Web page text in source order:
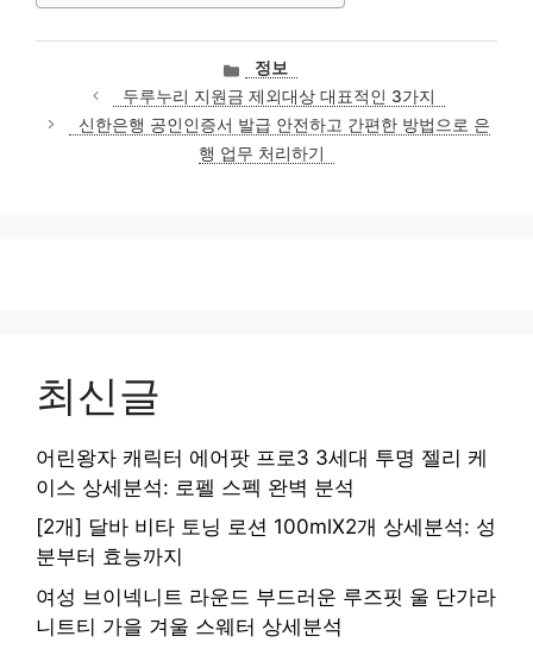
카
테
고
리
정보
두루누리 지원금 제외대상 대표적인 3가지
신한은행 공인인증서 발급 안전하고 간편한 방법으로 은
행 업무 처리하기
최신글
어린왕자 캐릭터 에어팟 프로3 3세대 투명 젤리 케
이스 상세분석: 로펠 스펙 완벽 분석
[2개] 달바 비타 토닝 로션 100mlX2개 상세분석: 성
분부터 효능까지
여성 브이넥니트 라운드 부드러운 루즈핏 울 단가라
니트티 가을 겨울 스웨터 상세분석